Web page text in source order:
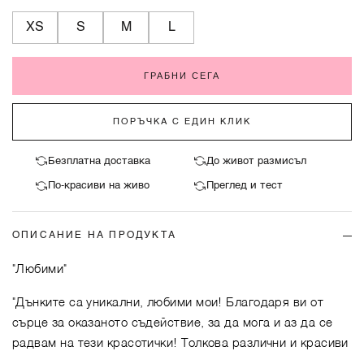
XS S M L
ГРАБНИ СЕГА
ПОРЪЧКА С ЕДИН КЛИК
Безплатна доставка До живот размисъл
По-красиви на живо Преглед и тест
ОПИСАНИЕ НА ПРОДУКТА
"Любими"
"Дънките са уникални, любими мои! Благодаря ви от
сърце за оказаното съдействие, за да мога и аз да се
радвам на тези красотички! Толкова различни и красиви